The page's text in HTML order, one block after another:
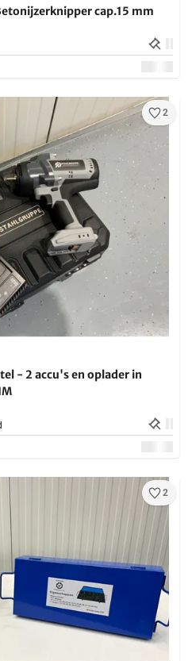
cap.15 mm
2
- 2 accu's en oplader in
2